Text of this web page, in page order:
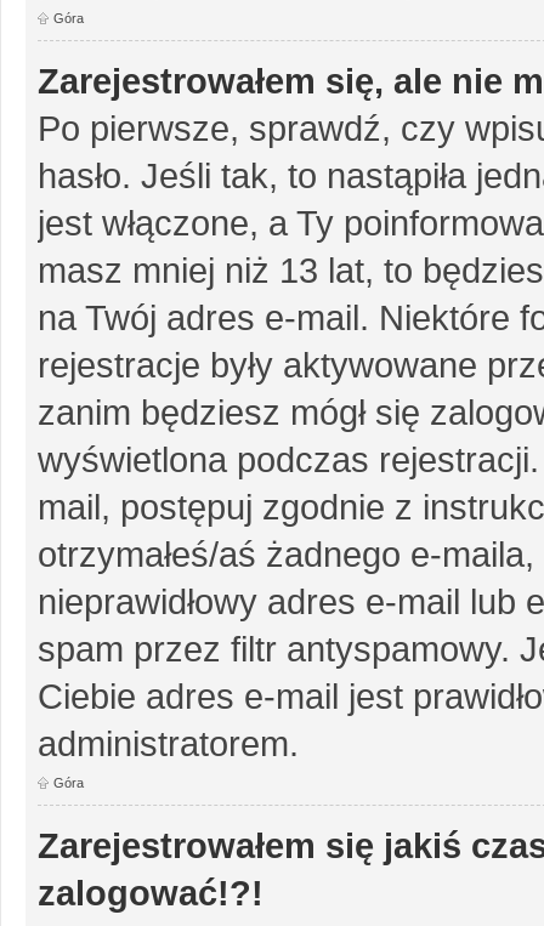
Góra
Zarejestrowałem się, ale nie
Po pierwsze, sprawdź, czy
hasło. Jeśli tak, to nastąpiła
jest włączone, a Ty
masz mniej niż 13 lat, to
na Twój adres e-mail. Niektóre
rejestracje były aktywowane
zanim będziesz mógł się
wyświetlona podczas
mail, postępuj zgodnie z
otrzymałeś/aś żadnego e-
nieprawidłowy adres e-mail lub
spam przez filtr antyspamowy.
Ciebie adres e-mail jest
administratorem.
Góra
Zarejestrowałem się jakiś
zalogować!?!